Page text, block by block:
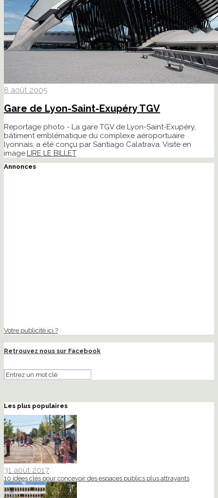
8 août 2005
Gare de Lyon-Saint-Exupéry TGV
Reportage photo - La gare TGV de Lyon-Saint-Exupéry,
bâtiment emblématique du complexe aéroportuaire
lyonnais, a été conçu par Santiago Calatrava. Visite en
image.LIRE LE BILLET
Annonces
Votre publicité ici ?
Retrouvez nous sur Facebook
Les plus populaires
31 août 2017
10 idées clés pour concevoir des espaces publics plus attrayants